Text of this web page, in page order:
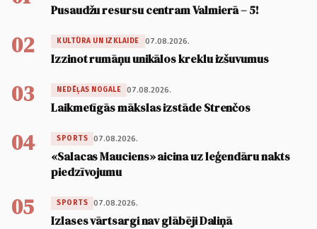
Pusaudžu resursu centram Valmierā – 5!
02 KULTŪRA UN IZKLAIDE 07.08.2026.
Izzinot rumāņu unikālos kreklu izšuvumus
03 NEDĒĻAS NOGALE 07.08.2026.
Laikmetīgās mākslas izstāde Strenčos
04 SPORTS 07.08.2026.
«Salacas Mauciens» aicina uz leģendāru nakts
piedzīvojumu
05 SPORTS 07.08.2026.
Izlases vārtsargi nav glābēji Daliņā